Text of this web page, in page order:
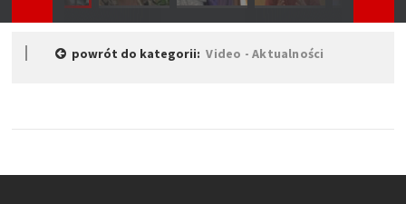
powrót do kategorii:Video - Aktualności